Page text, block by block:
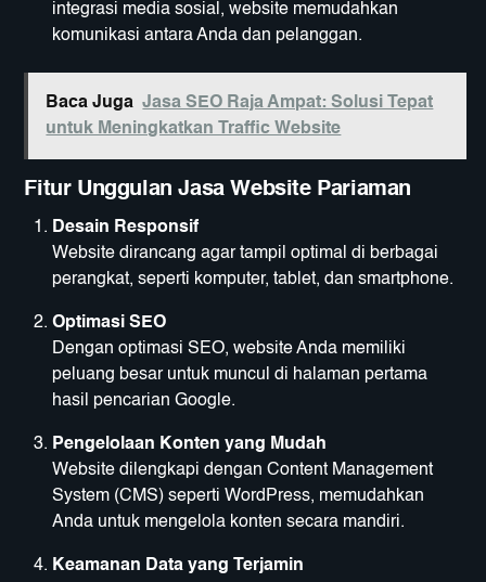
integrasi media sosial, website memudahkan
komunikasi antara Anda dan pelanggan.
Baca Juga Jasa SEO Raja Ampat: Solusi Tepat
untuk Meningkatkan Traffic Website
Fitur Unggulan Jasa Website Pariaman
Desain Responsif
Website dirancang agar tampil optimal di berbagai
perangkat, seperti komputer, tablet, dan smartphone.
Optimasi SEO
Dengan optimasi SEO, website Anda memiliki
peluang besar untuk muncul di halaman pertama
hasil pencarian Google.
Pengelolaan Konten yang Mudah
Website dilengkapi dengan Content Management
System (CMS) seperti WordPress, memudahkan
Anda untuk mengelola konten secara mandiri.
Keamanan Data yang Terjamin